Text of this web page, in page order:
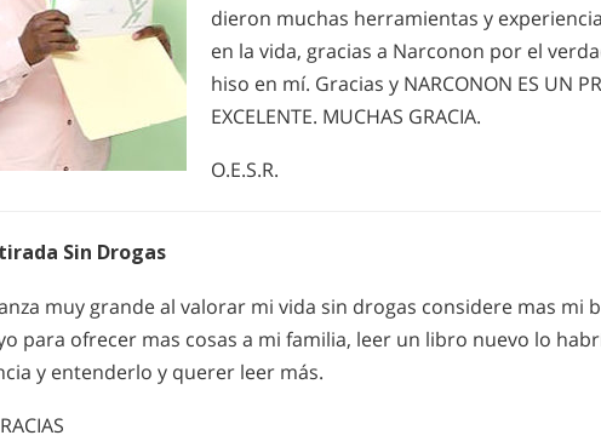
dieron muchas herramientas y
en la vida, gracias a Narconon por el
hiso en mí. Gracias y NARCONON ES UN
EXCELENTE. MUCHAS GRACIA.
O.E.S.R.
Sin Drogas
muy grande al valorar mi vida sin drogas considere mas mi
para ofrecer mas cosas a mi familia, leer un libro nuevo lo
y entenderlo y querer leer más.